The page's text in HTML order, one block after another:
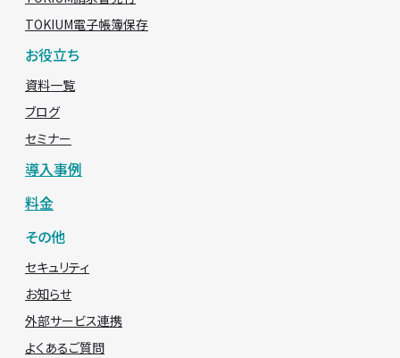
TOKIUM電子帳簿保存
お役立ち
資料一覧
ブログ
セミナー
導入事例
料金
その他
セキュリティ
お知らせ
外部サービス連携
よくあるご質問